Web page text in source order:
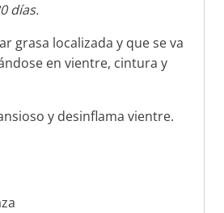
días.
grasa localizada y que se va
en vientre, cintura y
y desinflama vientre.